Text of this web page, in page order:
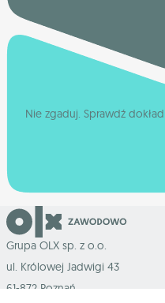
Nie zgaduj. Sprawdź
Grupa OLX sp. z o.o.
ul. Królowej Jadwigi 43
61-872 Poznań